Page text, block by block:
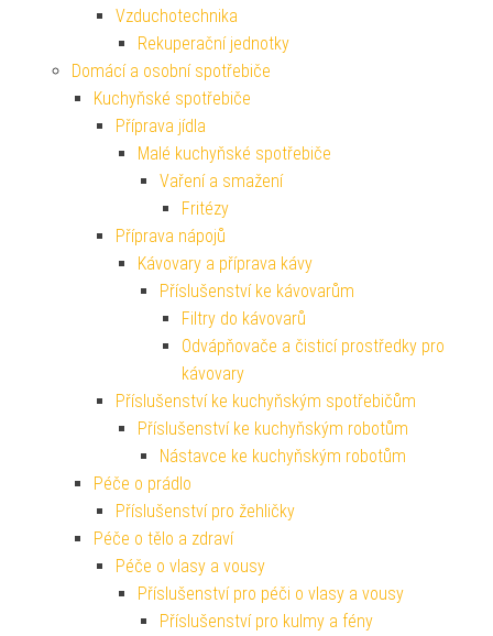
Vzduchotechnika
Rekuperační jednotky
Domácí a osobní spotřebiče
Kuchyňské spotřebiče
Příprava jídla
Malé kuchyňské spotřebiče
Vaření a smažení
Fritézy
Příprava nápojů
Kávovary a příprava kávy
Příslušenství ke kávovarům
Filtry do kávovarů
Odvápňovače a čisticí prostředky pro
kávovary
Příslušenství ke kuchyňským spotřebičům
Příslušenství ke kuchyňským robotům
Nástavce ke kuchyňským robotům
Péče o prádlo
Příslušenství pro žehličky
Péče o tělo a zdraví
Péče o vlasy a vousy
Příslušenství pro péči o vlasy a vousy
Příslušenství pro kulmy a fény